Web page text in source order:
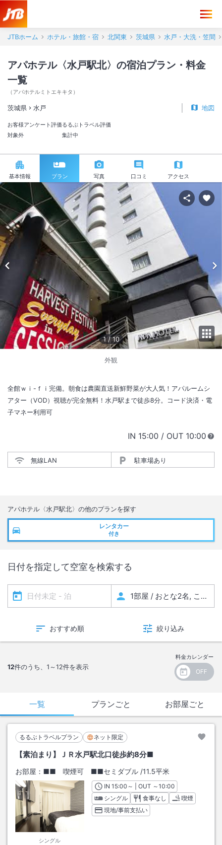
JTBホーム ホテル・旅館・宿 北関東 茨城県 水戸・大洗・笠間
アパホテル〈水戸駅北〉の宿泊プラン・料金
一覧
（ アパホテルミトエキキタ ）
茨城県 水戸 地図
お客様アンケート評価
対象外
るるぶトラベル評価
集計中
基本情報 プラン 写真 口コミ アクセス
1 /10
外観
全館ｗｉ-ｆｉ完備。朝食は農園直送新鮮野菜が大人気！アパルームシ
アター（VOD）視聴が完全無料！水戸駅まで徒歩8分。コード決済・電
子マネー利用可
IN チェックイン
15:00 / OUT チェック
10:00
無線LAN 駐車場あり
アパホテル〈水戸駅北〉 の他のプランを探す
レンタカー
付き
日付を指定して空室を検索する
おすすめ順 絞り込み
12件のうち、 1～12件を表示
料金カレンダー
一覧 プランごと お部屋ごと
るるぶトラベルプラン ネット限定
【素泊まり】ＪＲ水戸駅北口徒歩約8分■
お部屋： ■■ 喫煙可 ■■セミダブル /11.5平米
シングル
INチェックイン
15:00 ～ | OUT チェックアウト
～10:00
シングル
食事なし
喫煙
現地/事前支払い